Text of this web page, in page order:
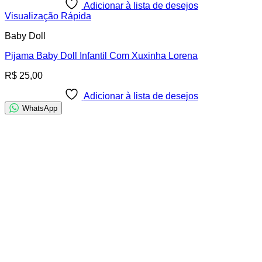
Adicionar à lista de desejos
Visualização Rápida
Baby Doll
Pijama Baby Doll Infantil Com Xuxinha Lorena
R$ 25,00
Adicionar à lista de desejos
WhatsApp